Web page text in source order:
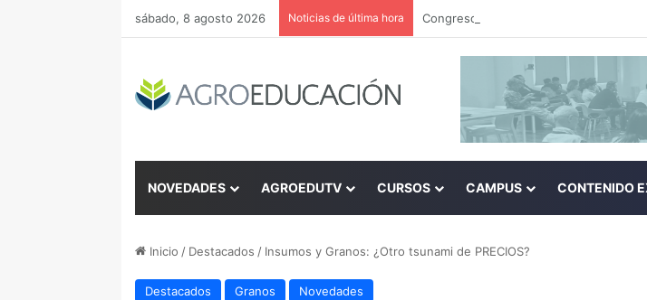
sábado, 8 agosto 2026 Noticias de última hora
NOVEDADES AGROEDUTV CURSOS CAMPUS CONTENIDO
Inicio / Destacados / Insumos y Granos: ¿Otro tsunami de PRECIOS?
Destacados Granos Novedades